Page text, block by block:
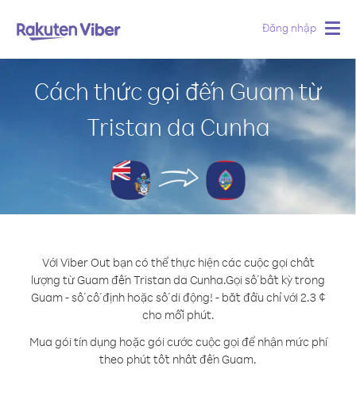
Đăng nhập
Cách thức gọi đến Guam từ
Tristan da Cunha
Với Viber Out bạn có thể thực hiện các cuộc gọi chất
lượng từ Guam đến Tristan da Cunha.Gọi số bất kỳ trong
Guam - số cố định hoặc số di động! - bắt đầu chỉ với 2.3 ¢
cho mỗi phút.
Mua gói tín dụng hoặc gói cước cuộc gọi để nhận mức phí
theo phút tốt nhất đến Guam.